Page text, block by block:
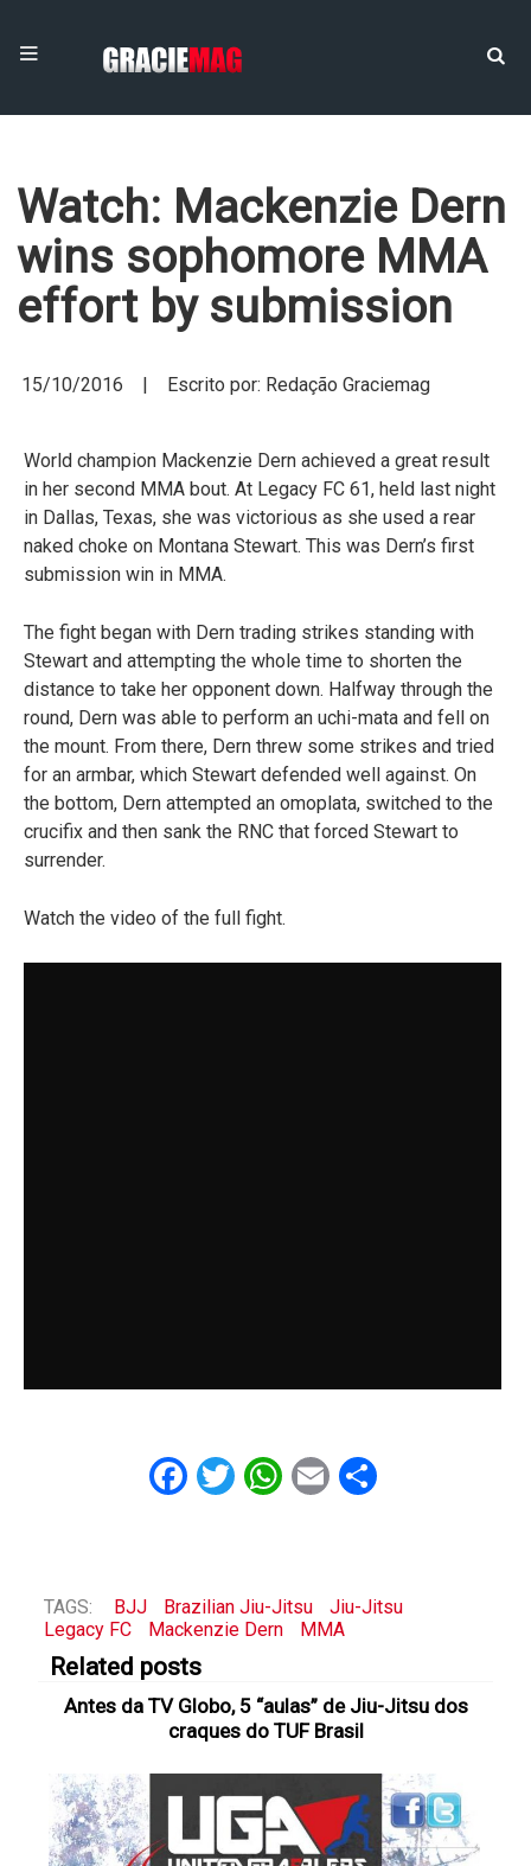
Watch: Mackenzie Dern
wins sophomore MMA
effort by submission
15/10/2016 | Escrito por: Redação Graciemag
World champion Mackenzie Dern achieved a great result
in her second MMA bout. At Legacy FC 61, held last night
in Dallas, Texas, she was victorious as she used a rear
naked choke on Montana Stewart. This was Dern’s first
submission win in MMA.
The fight began with Dern trading strikes standing with
Stewart and attempting the whole time to shorten the
distance to take her opponent down. Halfway through the
round, Dern was able to perform an uchi-mata and fell on
the mount. From there, Dern threw some strikes and tried
for an armbar, which Stewart defended well against. On
the bottom, Dern attempted an omoplata, switched to the
crucifix and then sank the RNC that forced Stewart to
surrender.
Watch the video of the full fight.
Facebook
Twitter
WhatsApp
EmailShare
TAGS: BJJ Brazilian Jiu-Jitsu
Jiu-Jitsu
Legacy FC
Mackenzie Dern MMA
Related posts
Antes da TV Globo, 5 “aulas” de Jiu-Jitsu dos
craques do TUF Brasil